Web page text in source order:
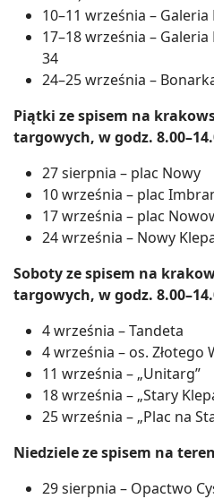
10–11 września –
17–18 września –
34
24–25 września –
Piątki ze spisem na
targowych, w godz.
27 sierpnia – plac Nowy
10 września – plac
17 września – plac
24 września – Nowy
Soboty ze spisem na
targowych, w godz.
4 września – Tandeta
4 września – os. Złotego
11 września – „Unitarg”
18 września – „Stary
25 września – „Plac na
Niedziele ze spisem na
29 sierpnia – Opactwo